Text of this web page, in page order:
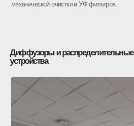
механической очистки и УФ фильтров.
Диффузоры и распределительные
устройства